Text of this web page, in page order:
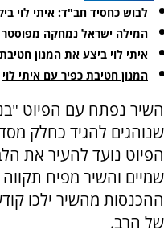
לבוש כחסיד חב"ד: איתי לוי
המילה ישראל נמחקה מפוסטר
איתי לוי ביצע את המנון
המנון חטיבת כפיר עם איתי לוי
השיר נפתח עם הפיוט
שנוהגים להגיד כחלק
הפיוט נועד להעיר את
שמיים והשיר מפיח
ההכנסות מהשיר ילכו
של הרב.